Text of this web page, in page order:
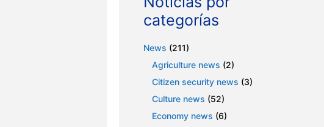
categorías
News (211)
Agriculture news (2)
Citizen security news (3)
Culture news (52)
Economy news (6)